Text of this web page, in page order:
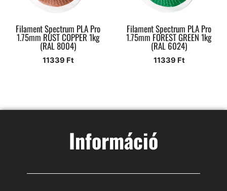
Filament Spectrum PLA Pro
1.75mm RUST COPPER 1kg
(RAL 8004)
11339 Ft
Filament Spectrum PLA Pro
1.75mm FOREST GREEN 1kg
(RAL 6024)
11339 Ft
Információ